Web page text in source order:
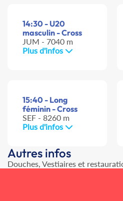
14:30 - U20
masculin - Cross
JUM - 7040 m
Plus d'infos
15:40 - Long
féminin - Cross
SEF - 8260 m
Plus d'infos
Autres infos
Douches, Vestiaires et